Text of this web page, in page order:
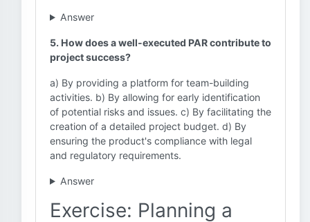
Answer
5. How does a well-executed PAR contribute to
project success?
a) By providing a platform for team-building
activities. b) By allowing for early identification
of potential risks and issues. c) By facilitating the
creation of a detailed project budget. d) By
ensuring the product's compliance with legal
and regulatory requirements.
Answer
Exercise: Planning a